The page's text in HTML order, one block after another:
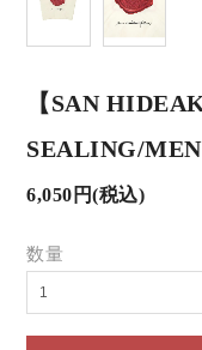
【SAN
SEALING/
6,050円(税込)
数量